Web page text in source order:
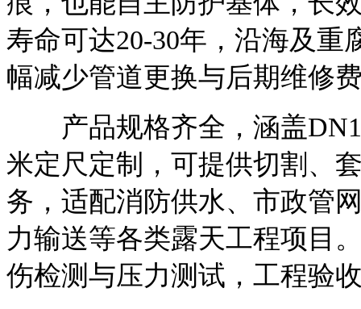
寿命可达20-30年，沿海及重
幅减少管道更换与后期维修
产品规格齐全，涵盖
米定尺定制，可提供切割、
务，适配消防供水、市政管
力输送等各类露天工程项目
伤检测与压力测试，工程验